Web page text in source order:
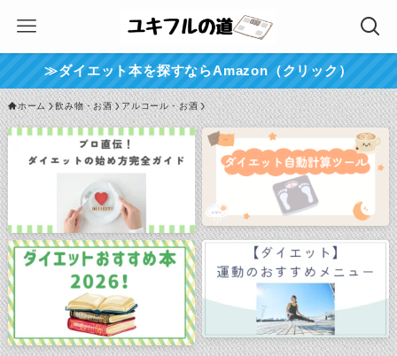
≫ダイエット本を探すならAmazon（クリック）
ホーム 飲み物・お酒 アルコール・お酒